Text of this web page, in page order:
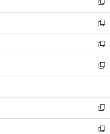
で
開
く
ド
ウ
で
開
く
ィ
ン
ド
ウ
で
開
く
い
ウ
ィ
ン
ド
ウ
で
開
新
し
い
ウ
ィ
ン
ド
ウ
開
く
新
し
い
ウ
ィ
ン
ウ
で
開
く
新
し
い
ウ
ン
ド
ウ
で
新
し
ウ
ィ
ン
ド
新
し
い
新